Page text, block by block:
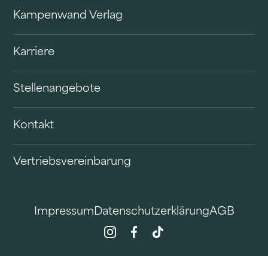
Kampenwand Verlag
Karriere
Stellenangebote
Kontakt
Vertriebsvereinbarung
ImpressumDatenschutzerklärungAGB